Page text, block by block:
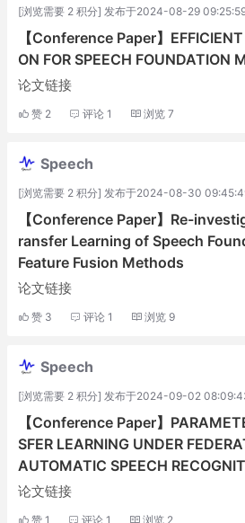
[浏览需要 2 积分] 发布于2024-08-29
【Conference Paper】
ON FOR SPEECH FOUNDATION
论文链接
赞 2 评论 1 浏览 7
Speech
[浏览需要 2 积分] 发布于2024-08-30
【Conference Paper】Re-
ransfer Learning of Speech
Feature Fusion Methods
论文链接
赞 3 评论 1 浏览 9
Speech
[浏览需要 2 积分] 发布于2024-09-02
【Conference Paper】
SFER LEARNING UNDER
AUTOMATIC SPEECH
论文链接
赞 1 评论 1 浏览 2